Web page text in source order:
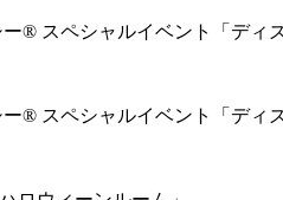
® スペシャルイベント「ディ
® スペシャルイベント「ディ